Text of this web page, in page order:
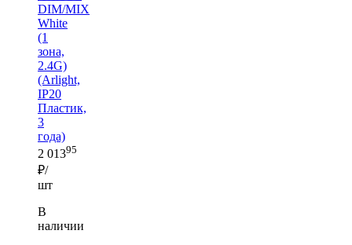
DIM/MIX
White
(1
зона,
2.4G)
(Arlight,
IP20
Пластик,
3
года)
2 01395
₽/
шт
В
наличии